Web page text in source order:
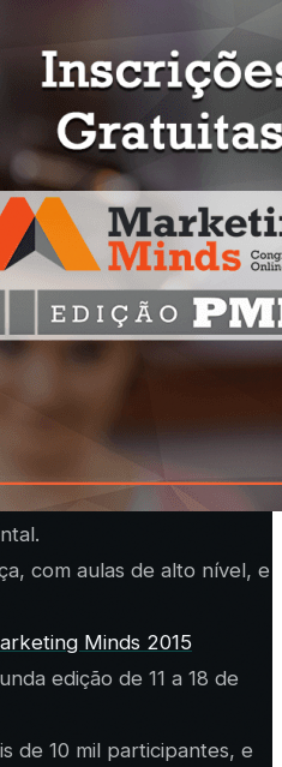
, com aulas de alto nível, e
Minds 2015
edição de 11 a 18 de
de 10 mil participantes, e